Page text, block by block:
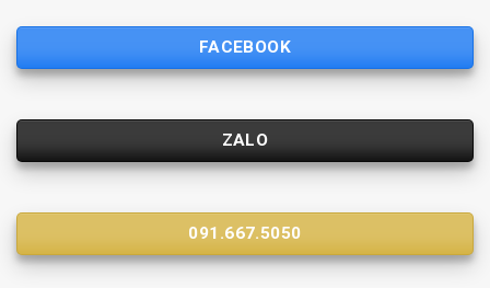
FACEBOOK
ZALO
091.667.5050